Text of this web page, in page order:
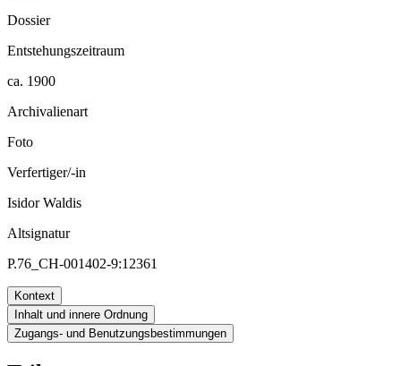
Dossier
Entstehungszeitraum
ca. 1900
Archivalienart
Foto
Verfertiger/-in
Isidor Waldis
Altsignatur
P.76_CH-001402-9:12361
Kontext
Inhalt und innere Ordnung
Zugangs- und Benutzungsbestimmungen